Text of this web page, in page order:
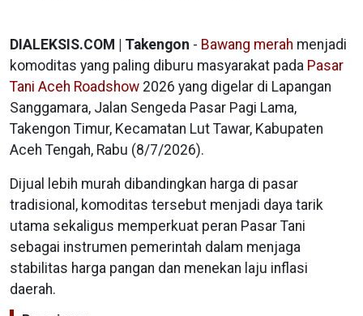
DIALEKSIS.COM | Takengon - Bawang merah menjadi
komoditas yang paling diburu masyarakat pada Pasar
Tani Aceh Roadshow 2026 yang digelar di Lapangan
Sanggamara, Jalan Sengeda Pasar Pagi Lama,
Takengon Timur, Kecamatan Lut Tawar, Kabupaten
Aceh Tengah, Rabu (8/7/2026).
Dijual lebih murah dibandingkan harga di pasar
tradisional, komoditas tersebut menjadi daya tarik
utama sekaligus memperkuat peran Pasar Tani
sebagai instrumen pemerintah dalam menjaga
stabilitas harga pangan dan menekan laju inflasi
daerah.